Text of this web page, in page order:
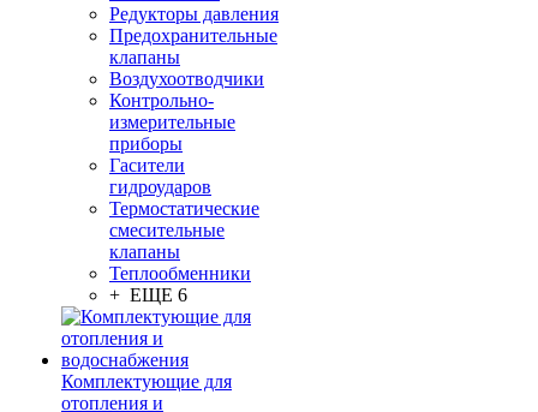
Редукторы давления
Предохранительные
клапаны
Воздухоотводчики
Контрольно-
измерительные
приборы
Гасители
гидроударов
Термостатические
смесительные
клапаны
Теплообменники
+ ЕЩЕ 6
Комплектующие для
отопления и